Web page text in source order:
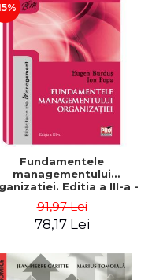
Fundamentele
managementului
Editia a III-a -
91,97 Lei
78,17 Lei